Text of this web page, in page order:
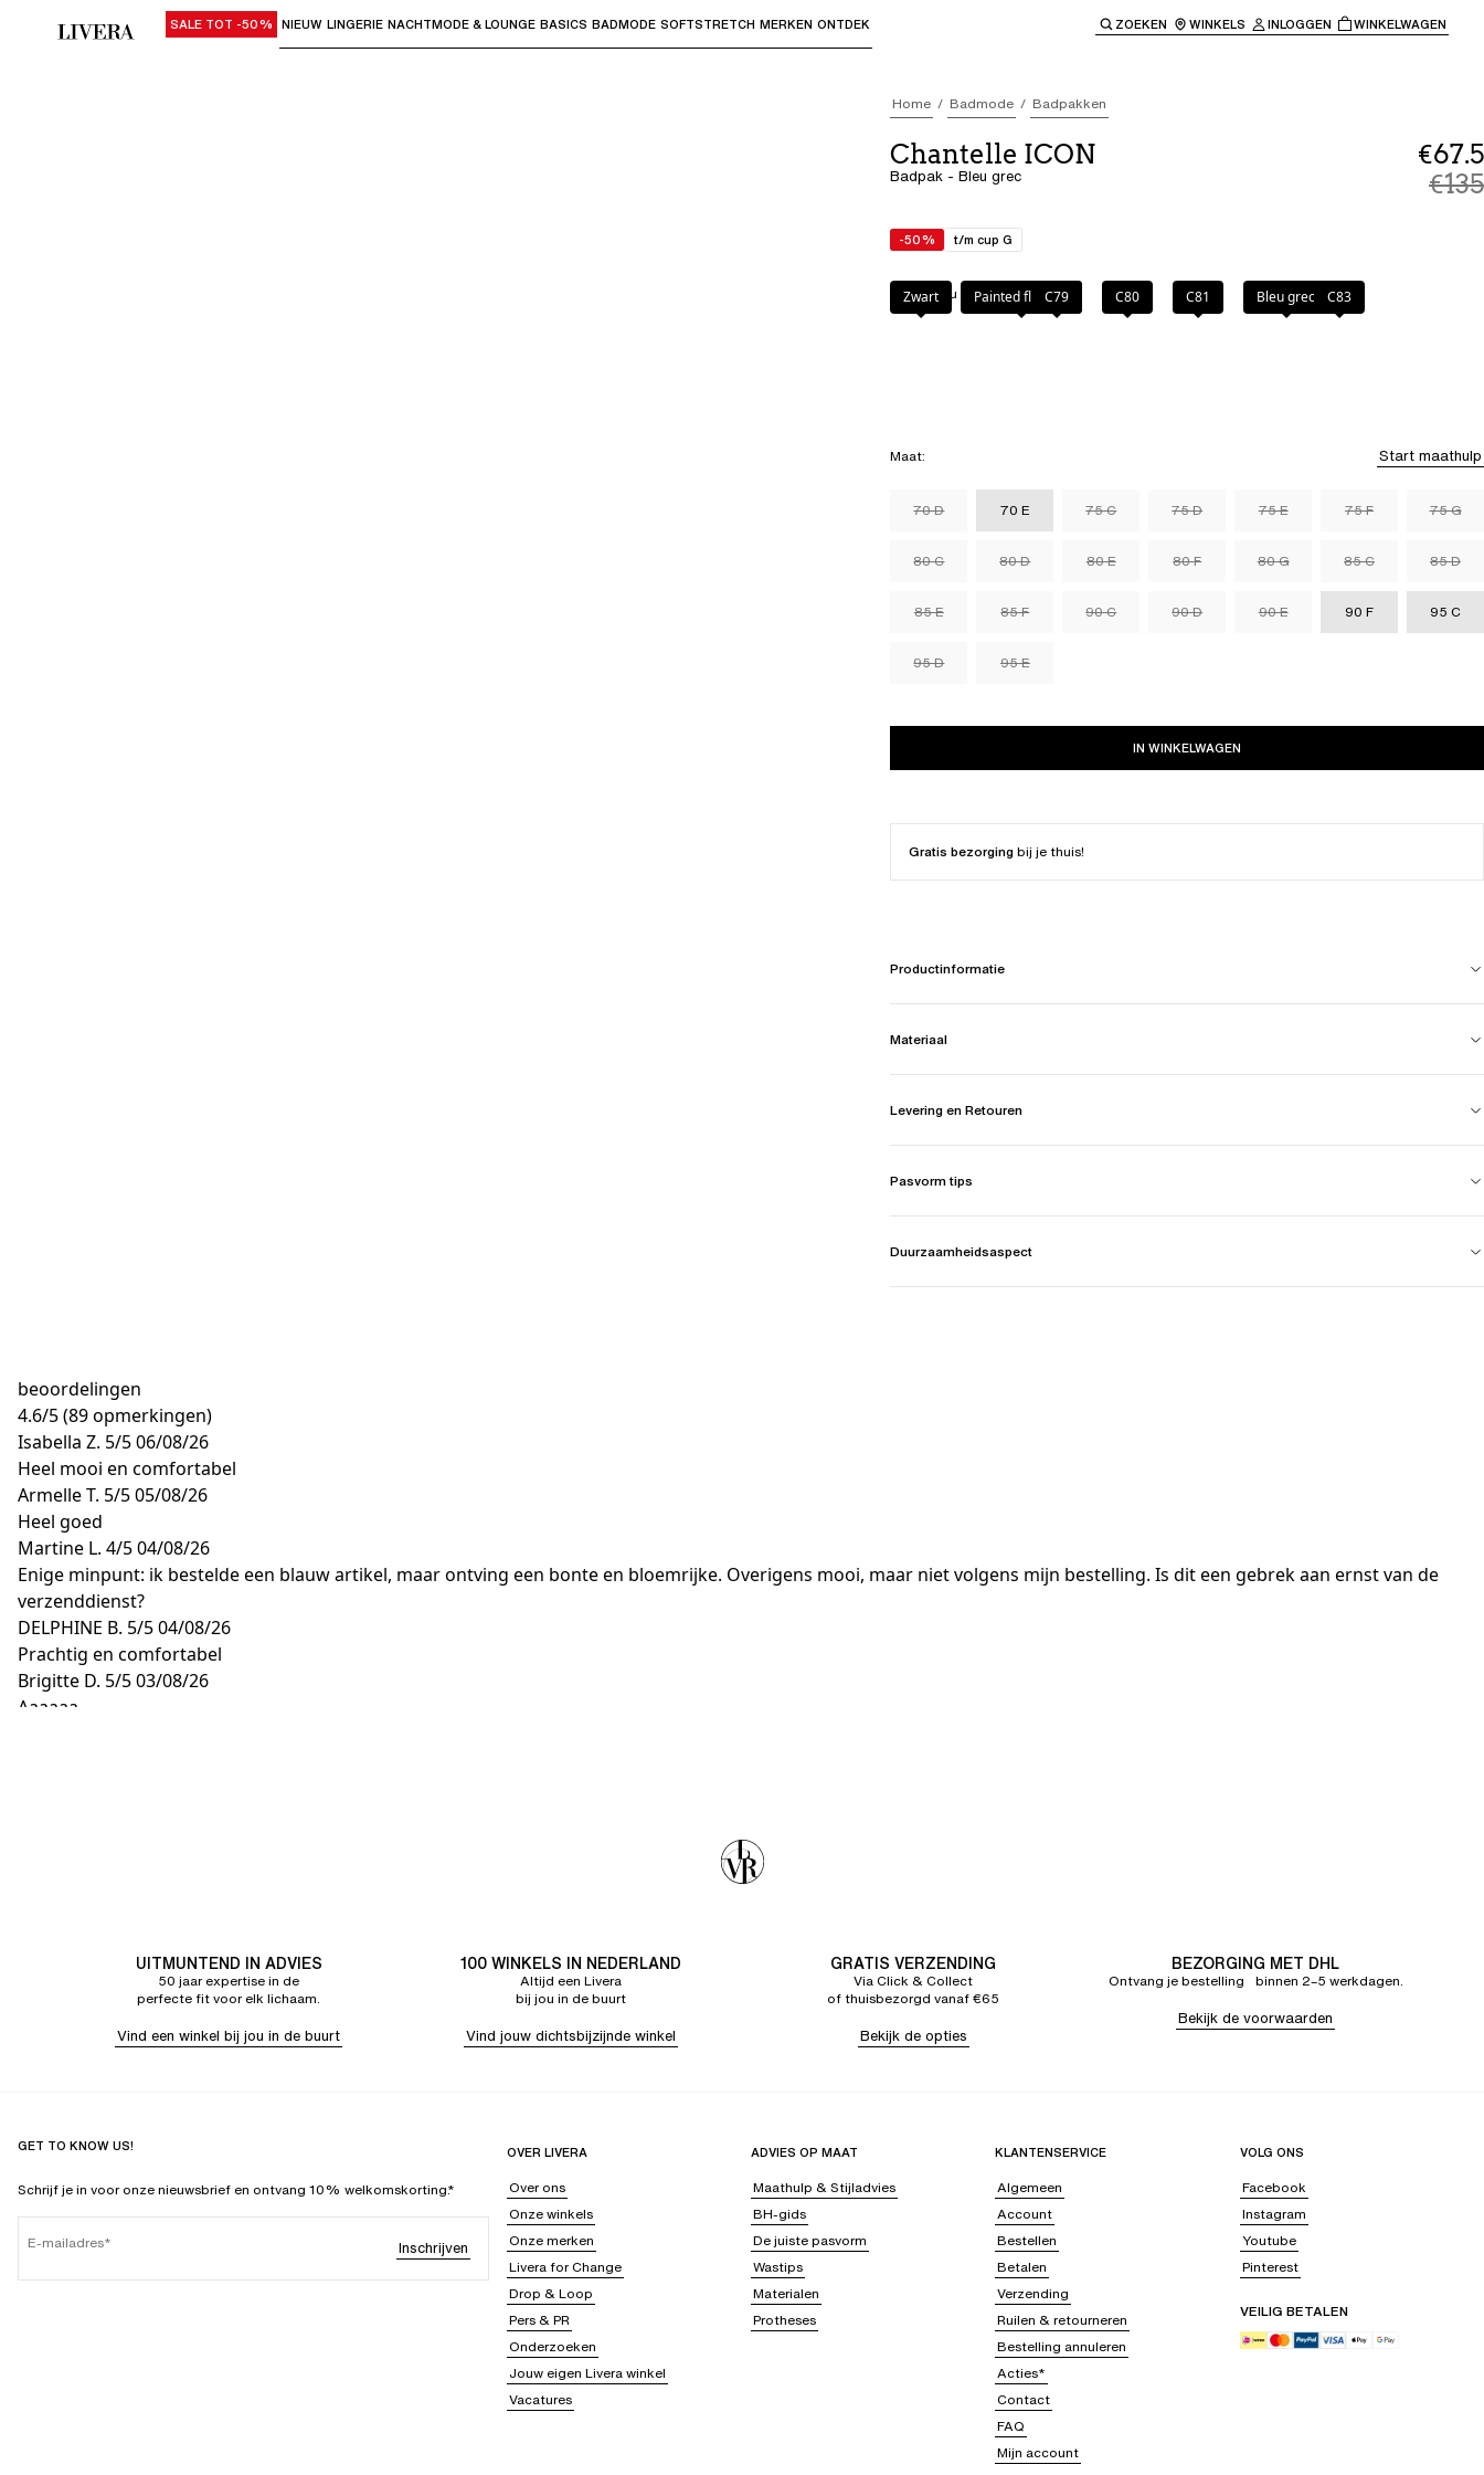
Gebruik "Pijl omlaag" of "Enter" om submenu's te openen en "Pijl omhoog" of "Escape" om terug te keren naar de hoofdnavigatie.
SALE TOT -50% NIEUW LINGERIE NACHTMODE & LOUNGE BASICS BADMODE SOFTSTRETCH MERKEN ONTDEK ZOEKEN WINKELS INLOGGEN WINKELWAGEN
Home Badmode Badpakken
Chantelle ICON
Badpak - Bleu grec
€67.5
€135
-50% t/m cup G
Kleur: Bleu grec
Zwart Painted flowers
C79 C80 C81 Bleu grec C83
Maat: Start maathulp
70 D 70 E 75 C 75 D 75 E 75 F 75 G
80 C 80 D 80 E 80 F 80 G 85 C 85 D
85 E 85 F 90 C 90 D 90 E 90 F 95 C
95 D 95 E
IN WINKELWAGEN
Gratis bezorgingbij je thuis!
Productinformatie
Materiaal
Levering en Retouren
Pasvorm tips
Duurzaamheidsaspect
beoordelingen
4.6/5(89 opmerkingen)
Isabella Z. 5/506/08/26
Heel mooi en comfortabel
Armelle T. 5/505/08/26
Heel goed
Martine L. 4/504/08/26
Enige minpunt: ik bestelde een blauw artikel, maar ontving een bonte en bloemrijke. Overigens mooi, maar niet volgens mijn bestelling. Is dit een gebrek aan ernst van de
verzenddienst?
DELPHINE B. 5/504/08/26
Prachtig en comfortabel
Brigitte D. 5/503/08/26
Aaaaaa
UITMUNTEND IN ADVIES
50 jaar expertise in de
perfecte fit voor elk lichaam.
Vind een winkel bij jou in de buurt
100 WINKELS IN NEDERLAND
Altijd een Livera
bij jou in de buurt
Vind jouw dichtsbijzijnde winkel
GRATIS VERZENDING
Via Click & Collect
of thuisbezorgd vanaf €65
Bekijk de opties
BEZORGING MET DHL
Ontvang je bestelling binnen 2–5 werkdagen.
Bekijk de voorwaarden
GET TO KNOW US!
Schrijf je in voor onze nieuwsbrief en ontvang 10% welkomskorting.*
E-mailadres Inschrijven
OVER LIVERA
Over ons
Onze winkels
Onze merken
Livera for Change
Drop & Loop
Pers & PR
Onderzoeken
Jouw eigen Livera winkel
Vacatures
ADVIES OP MAAT
Maathulp & Stijladvies
BH-gids
De juiste pasvorm
Wastips
Materialen
Protheses
KLANTENSERVICE
Algemeen
Account
Bestellen
Betalen
Verzending
Ruilen & retourneren
Bestelling annuleren
Acties*
Contact
FAQ
Mijn account
VOLG ONS
Facebook
Instagram
Youtube
Pinterest
VEILIG BETALEN